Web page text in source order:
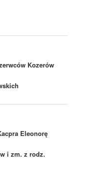
Kozerów
Eleonorę
z rodz.